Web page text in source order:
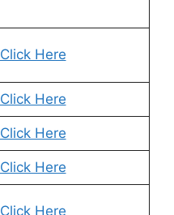
Click Here
Click Here
Click Here
Click Here
Click Here